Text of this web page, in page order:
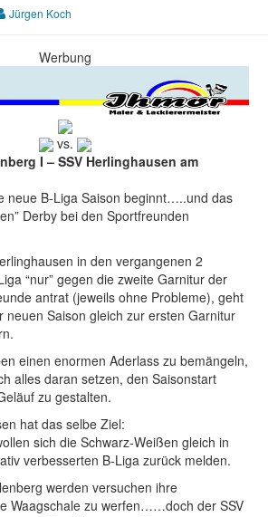
Jürgen Koch
Werbung
vs.
I – SSV Herlinghausen am
neue B-Liga Saison beginnt…..und das
Derby bei den Sportfreunden
in den vergangenen 2
“nur” gegen die zweite Garnitur der
antrat (jeweils ohne Probleme), geht
neuen Saison gleich zur ersten Garnitur
einen enormen Aderlass zu bemängeln,
alles daran setzen, den Saisonstart
zu gestalten.
hat das selbe Ziel:
sich die Schwarz-Weißen gleich in
verbesserten B-Liga zurück melden.
werden versuchen ihre
Waagschale zu werfen……doch der SSV